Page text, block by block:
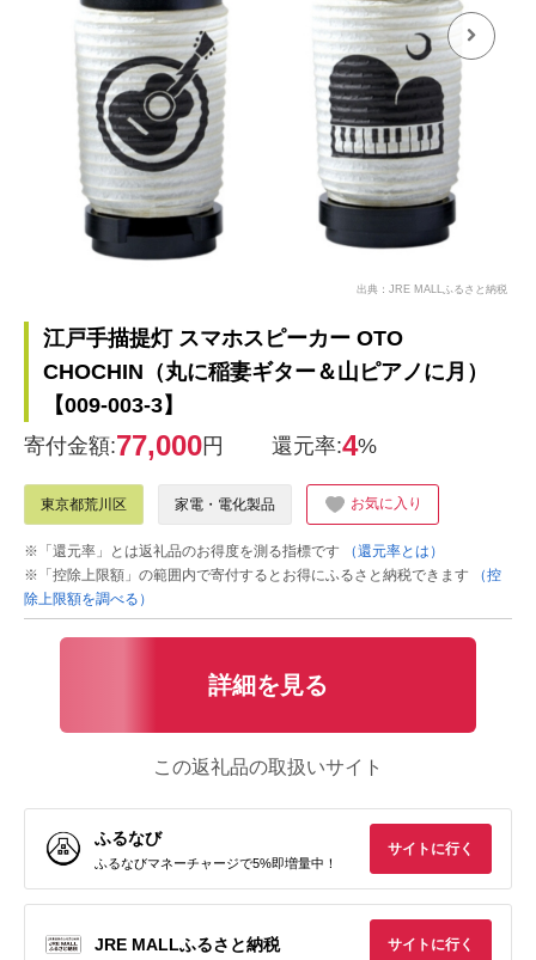
出典：JRE MALLふるさと納税
江戸手描提灯 スマホスピーカー OTO
CHOCHIN（丸に稲妻ギター＆山ピアノに月）
【009-003-3】
寄付金額:77,000円 還元率:4%
東京都荒川区 家電・電化製品 お気に入り
※「還元率」とは返礼品のお得度を測る指標です
（還元率とは）
※「控除上限額」の範囲内で寄付するとお得にふるさと納税できます
（控
除上限額を調べる）
詳細を見る
この返礼品の取扱いサイト
ふるなび
ふるなびマネーチャージで5%即増量中！
サイトに行く
JRE MALLふるさと納税 サイトに行く